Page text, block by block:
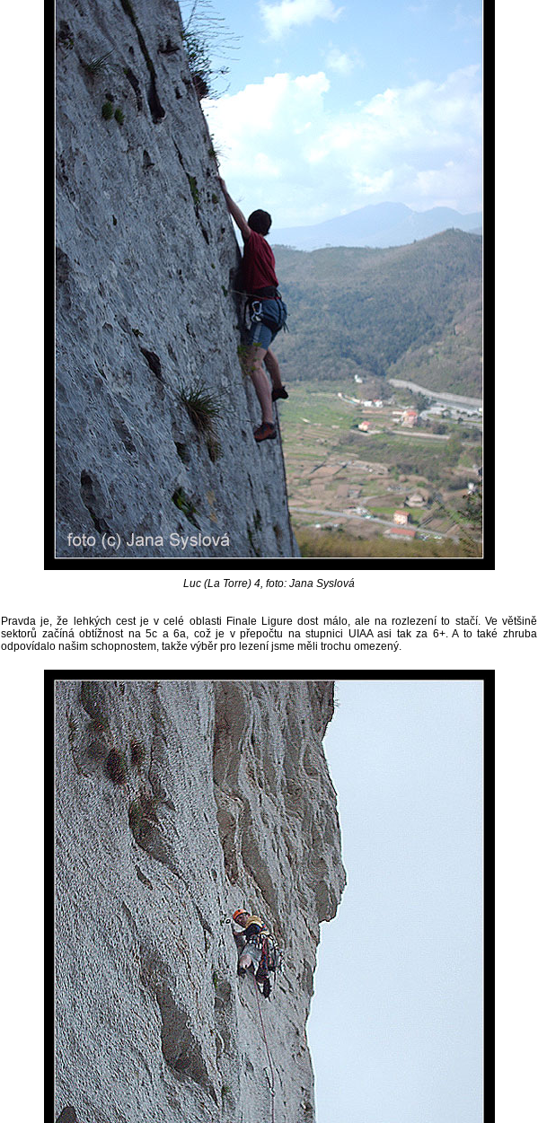
Luc (La Torre) 4, foto: Jana Syslová
Pravda je, že lehkých cest je v celé oblasti Finale Ligure dost málo, ale na rozlezení to stačí. Ve většině
sektorů začíná obtížnost na 5c a 6a, což je v přepočtu na stupnici UIAA asi tak za 6+. A to také zhruba
odpovídalo našim schopnostem, takže výběr pro lezení jsme měli trochu omezený.